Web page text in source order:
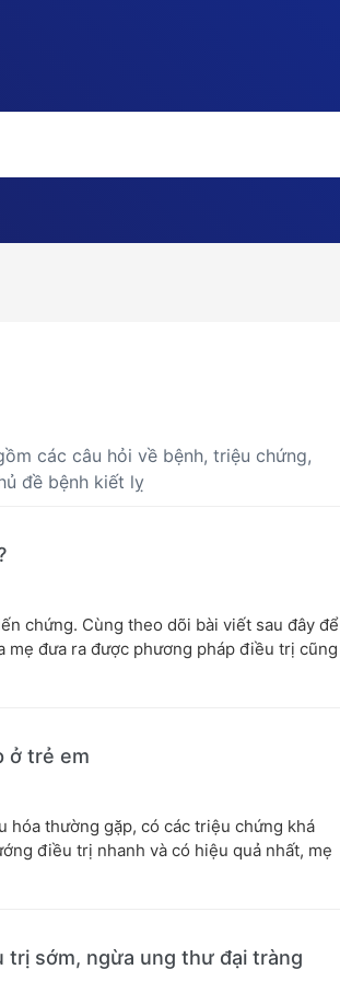
các câu hỏi về bệnh, triệu chứng,
đề bệnh kiết lỵ
chứng. Cùng theo dõi bài viết sau đây để
đưa ra được phương pháp điều trị cũng
ở trẻ em
hóa thường gặp, có các triệu chứng khá
điều trị nhanh và có hiệu quả nhất, mẹ
trị sớm, ngừa ung thư đại tràng